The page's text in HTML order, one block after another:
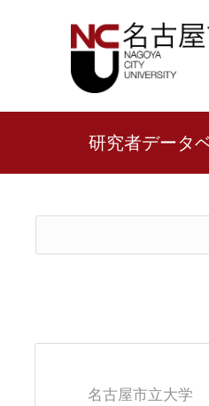
研究者データ
名古屋市立大学